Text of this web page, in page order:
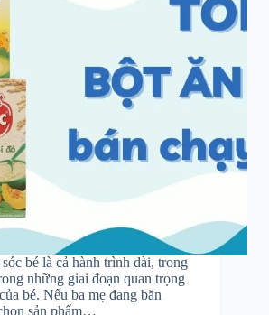
bé là cả hành trình dài, trong
những giai đoạn quan trọng
bé. Nếu ba mẹ đang băn
sản phẩm…